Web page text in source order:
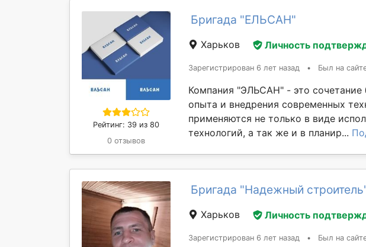
Рейтинг: 39 из 80
0 отзывов
Бригада "ЕЛЬСАН"
Харьков Личность
Зарегистрирован 6 лет назад • Был на
Компания "ЭЛЬСАН" - это сочетание
опыта и внедрения современных
применяются не только в виде
технологий, а так же и в планир...
Бригада "Надежный
Харьков Личность
Зарегистрирован 6 лет назад • Был на